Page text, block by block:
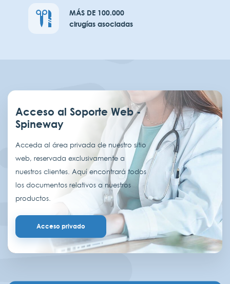
MÁS DE 100.000
cirugías asociadas
Acceso al Soporte Web -
Spineway
Acceda al área privada de nuestro sitio
web, reservada exclusivamente a
nuestros clientes. Aquí encontrará todos
los documentos relativos a nuestros
productos.
Acceso privado